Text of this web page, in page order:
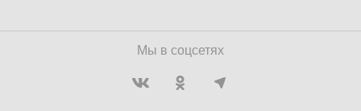
Мы в соцсетях